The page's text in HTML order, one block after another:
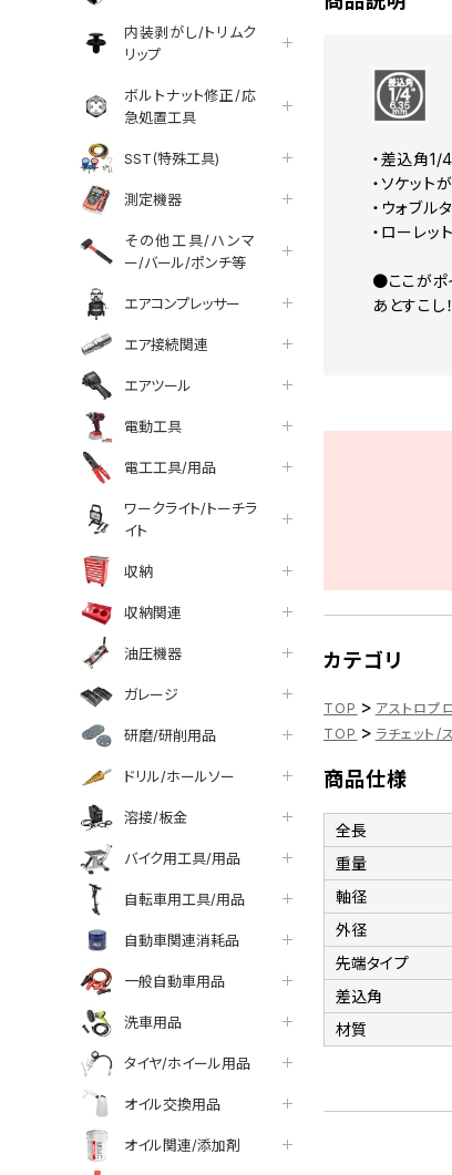
内装剥がし/トリムク
リップ
ボルトナット修正/応
急処置工具
SST(特殊工具)
測定機器
その他工具/ハンマ
ー/バール/ポンチ等
エアコンプレッサー
エア接続関連
エアツール
電動工具
電工工具/用品
ワークライト/トーチラ
イト
収納
収納関連
油圧機器
ガレージ
研磨/研削用品
ドリル/ホールソー
溶接/板金
バイク用工具/用品
自転車用工具/用品
自動車関連消耗品
一般自動車用品
洗車用品
タイヤ/ホイール用品
オイル交換用品
オイル関連/添加剤
・差込角1/
・ソケット
・ウォブル
・ローレッ
●ここがポ
あとすこし
カテゴリ
TOP > アストロプ
TOP > ラチェット/
商品仕様
全長
重量
軸径
外径
先端タイプ
差込角
材質